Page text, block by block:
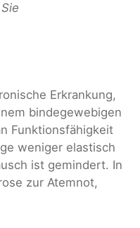
Erkrankung,
bindegewebigen
Funktionsfähigkeit
weniger elastisch
ist gemindert. In
zur Atemnot,